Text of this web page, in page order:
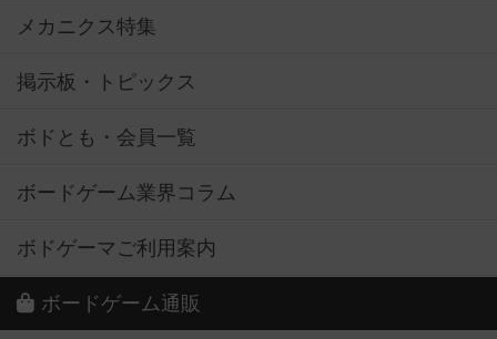
メカニクス特集
掲示板・トピックス
ボドとも・会員一覧
ボードゲーム業界コラム
ボドゲーマご利用案内
ボードゲーム通販